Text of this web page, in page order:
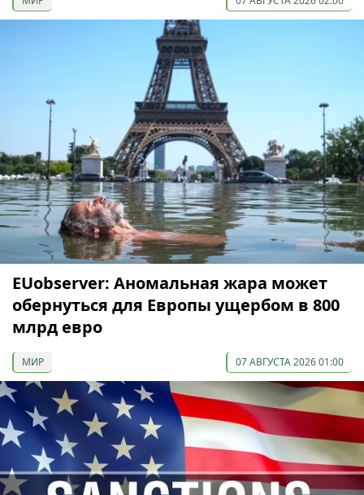
EUobserver: Аномальная жара может
обернуться для Европы ущербом в 800
млрд евро
МИР 07 АВГУСТА 2026 01:00